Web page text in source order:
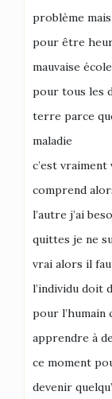
problème
pour être
mauvaise
pour tous les
terre parce
maladie
c’est vraiment
comprend
l’autre j’ai
quittes je ne
vrai alors il
l’individu doit
pour l’humain
apprendre à
ce moment
devenir